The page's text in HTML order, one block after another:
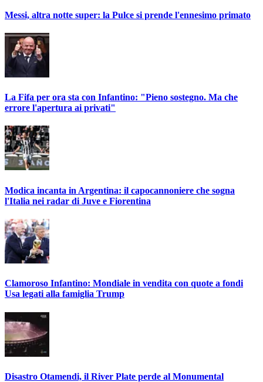
Messi, altra notte super: la Pulce si prende l'ennesimo primato
La Fifa per ora sta con Infantino: "Pieno sostegno. Ma che
errore l'apertura ai privati"
Modica incanta in Argentina: il capocannoniere che sogna
l'Italia nei radar di Juve e Fiorentina
Clamoroso Infantino: Mondiale in vendita con quote a fondi
Usa legati alla famiglia Trump
Disastro Otamendi, il River Plate perde al Monumental